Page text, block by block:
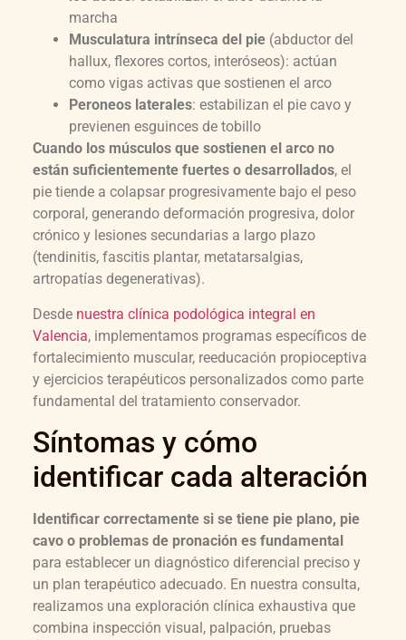
marcha
Musculatura intrínseca del pie(abductor del
hallux, flexores cortos, interóseos): actúan
como vigas activas que sostienen el arco
Peroneos laterales: estabilizan el pie cavo y
previenen esguinces de tobillo
Cuando los músculos que sostienen el arco no
están suficientemente fuertes o desarrollados, el
pie tiende a colapsar progresivamente bajo el peso
corporal, generando deformación progresiva, dolor
crónico y lesiones secundarias a largo plazo
(tendinitis, fascitis plantar, metatarsalgias,
artropatías degenerativas).
Desde nuestra clínica podológica integral en
Valencia, implementamos programas específicos de
fortalecimiento muscular, reeducación propioceptiva
y ejercicios terapéuticos personalizados como parte
fundamental del tratamiento conservador.
Síntomas y cómo
identificar cada alteración
Identificar correctamente si se tiene pie plano, pie
cavo o problemas de pronación es fundamental
para establecer un diagnóstico diferencial preciso y
un plan terapéutico adecuado. En nuestra consulta,
realizamos una exploración clínica exhaustiva que
combina inspección visual, palpación, pruebas